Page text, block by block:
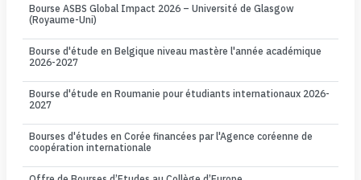
Bourse ASBS Global Impact 2026 – Université de Glasgow
(Royaume-Uni)
Bourse d'étude en Belgique niveau mastère l'année académique
2026-2027
Bourse d'étude en Roumanie pour étudiants internationaux 2026-
2027
Bourses d'études en Corée financées par l'Agence coréenne de
coopération internationale